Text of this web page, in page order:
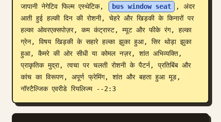
डाउनलोड
ब्लॉग
अपडेट
जापानी नेगेटिव फिल्म एस्थेटिक, bus window seat
, अंदर
आती हुई हल्की दिन की रोशनी, चेहरे और खिड़की के किनारों पर
हल्का ओवरएक्सपोज़र, कम कंट्रास्ट, म्यूट और फीके रंग, हल्का
ग्रेन, विषय खिड़की के सहारे हल्का झुका हुआ, सिर थोड़ा झुका
हुआ, कैमरे की ओर सीधी या कोमल नज़र, शांत अभिव्यक्ति,
प्राकृतिक मुद्रा, त्वचा पर चलती रोशनी के पैटर्न, प्रतिबिंब और
कांच का विरूपण, अपूर्ण फ्रेमिंग, शांत और बहता हुआ मूड,
नॉस्टैल्जिक एवरीडे रियलिज्म --2:3